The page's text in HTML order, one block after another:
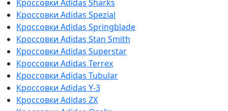
Кроссовки Adidas Sharks
Кроссовки Adidas Spezial
Кроссовки Adidas Springblade
Кроссовки Adidas Stan Smith
Кроссовки Adidas Superstar
Кроссовки Adidas Terrex
Кроссовки Adidas Tubular
Кроссовки Adidas Y-3
Кроссовки Adidas ZX